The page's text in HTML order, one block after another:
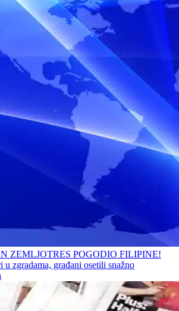
ZEMLJOTRES POGODIO FILIPINE!
u zgradama, građani osetili snažno